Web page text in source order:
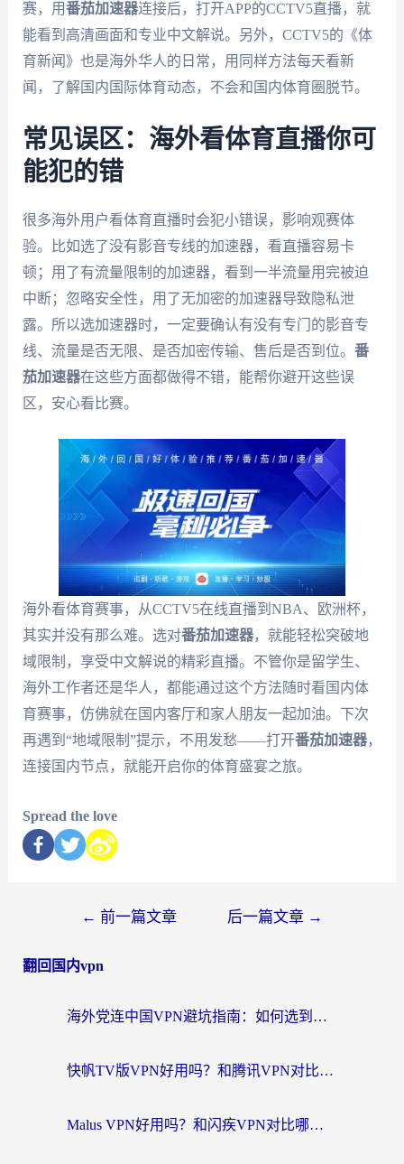
赛，用番茄加速器连接后，打开APP的CCTV5直播，就
能看到高清画面和专业中文解说。另外，CCTV5的《体
育新闻》也是海外华人的日常，用同样方法每天看新
闻，了解国内国际体育动态，不会和国内体育圈脱节。
常见误区：海外看体育直播你可
能犯的错
很多海外用户看体育直播时会犯小错误，影响观赛体
验。比如选了没有影音专线的加速器，看直播容易卡
顿；用了有流量限制的加速器，看到一半流量用完被迫
中断；忽略安全性，用了无加密的加速器导致隐私泄
露。所以选加速器时，一定要确认有没有专门的影音专
线、流量是否无限、是否加密传输、售后是否到位。 番
茄加速器在这些方面都做得不错，能帮你避开这些误
区，安心看比赛。
海外看体育赛事，从CCTV5在线直播到NBA、欧洲杯，
其实并没有那么难。选对番茄加速器，就能轻松突破地
域限制，享受中文解说的精彩直播。不管你是留学生、
海外工作者还是华人，都能通过这个方法随时看国内体
育赛事，仿佛就在国内客厅和家人朋友一起加油。下次
再遇到“地域限制”提示，不用发愁——打开番茄加速器，
连接国内节点，就能开启你的体育盛宴之旅。
Spread the love
← 前一篇文章 后一篇文章 →
翻回国内vpn
海外党连中国VPN避坑指南：如何选到真正能无缝刷国内资源的加速器？
快帆TV版VPN好用吗？和腾讯VPN对比哪个回国效果更好？海外党必看的真实体验指南
Malus VPN好用吗？和闪疾VPN对比哪个回国效果更好？海外华人的实用避坑指南